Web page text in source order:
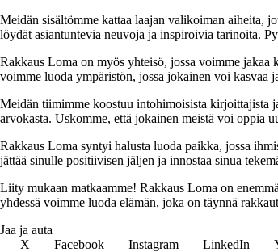
Meidän sisältömme kattaa laajan valikoiman aiheita,
löydät asiantuntevia neuvoja ja inspiroivia tarinoita.
Rakkaus Loma on myös yhteisö, jossa voimme jakaa
voimme luoda ympäristön, jossa jokainen voi kasvaa
Meidän tiimimme koostuu intohimoisista kirjoittajista
arvokasta. Uskomme, että jokainen meistä voi oppia
Rakkaus Loma syntyi halusta luoda paikka, jossa
jättää sinulle positiivisen jäljen ja innostaa sinua
Liity mukaan matkaamme! Rakkaus Loma on
yhdessä voimme luoda elämän, joka on täynnä
Jaa ja auta
X
Facebook Instagram LinkedIn